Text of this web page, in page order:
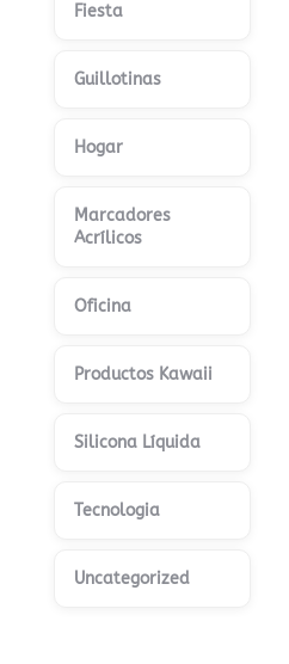
Fiesta
Guillotinas
Hogar
Marcadores
Acrílicos
Oficina
Productos Kawaii
Silicona Líquida
Tecnologia
Uncategorized